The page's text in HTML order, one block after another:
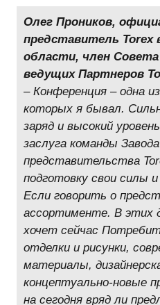
Олег Проников,
представитель Torex
области, член
ведущих Партнеров
– Конференция – одна
которых я бывал.
заряд и высокий
заслуга команды
представительства
подготовку свои силы
Если говорить о
ассортименте. В этих
хочет сейчас
отделки и рисунки,
материалы,
концептуально-новые
на сегодня вряд ли